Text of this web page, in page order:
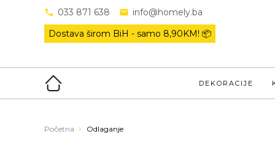
033 871 638
info@homely.ba
Dostava širom BiH - samo 8,90KM! 📦
DEKORACIJE
Početna Odlaganje